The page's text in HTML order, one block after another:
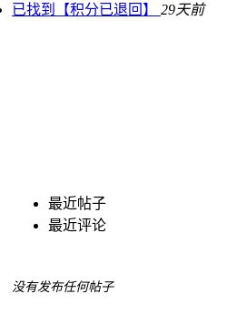
已找到【积分已退回】 29天前
最近帖子
最近评论
没有发布任何帖子